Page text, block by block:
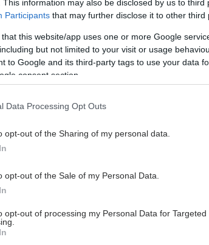
This information may also be disclosed by us to third
Participants that may further disclose it to other third
that this website/app uses one or more Google
but not limited to your visit or usage
to Google and its third-party tags to use your data
consent section.
Data Processing Opt Outs
opt-out of the Sharing of my personal data.
opt-out of the Sale of my Personal Data.
opt-out of processing my Personal Data for Targeted
φαρμακευτικής.
κα Αγάπη Φουρναράκη παρουσίασε τον
στη διαχείριση του σακχαρώδη
η Επικ. Καθηγήτρια ΙΣ ΠΚ Δρ. κα Ειρήνη
πνευμονοπάθειες. Η φαρμακοποιός κα
παρουσίασε δεδομένα για την
ΙΣ–ΠΚ δρ Ιωάννης Χαραλαμπόπουλος
στις νέες θεραπείες των νευροεκφυλιστικών
Παράλληλα, η Καθηγήτρια ΓΙ & ΔΥ ΙΣ ΠΚ δρ
παρουσίασε τη σημασία της συνεργασίας
στα αναπνευστικά νοσήματα, ενώ η δρ